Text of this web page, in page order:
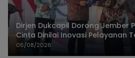
Dirjen Dukcapil Dorong Jember
Cinta Dinilai Inovasi Pelayanan
06/08/2026